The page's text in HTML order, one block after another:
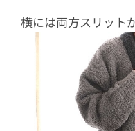
横には両方スリット